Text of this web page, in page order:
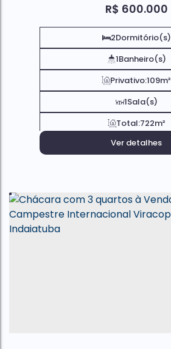
R$ 600.000
2Dormitório(s)
1Banheiro(s)
Privativo:109m²
1Sala(s)
Total:722m²
Ver detalhes